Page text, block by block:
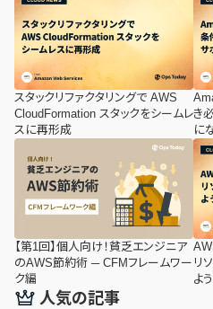
スタックリファクタリングで AWS
CloudFormation スタックをシームレ
スに再形成
き
に
【第1回】個人向け！貧乏エンジニア
のAWS節約術 ─ CFMフレームワー
ク編
リ
よ
人気の記事